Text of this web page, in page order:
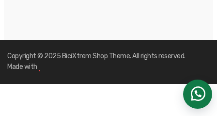
Copyright © 2025 BiciXtrem Shop Theme. All rights reserved.
Made with